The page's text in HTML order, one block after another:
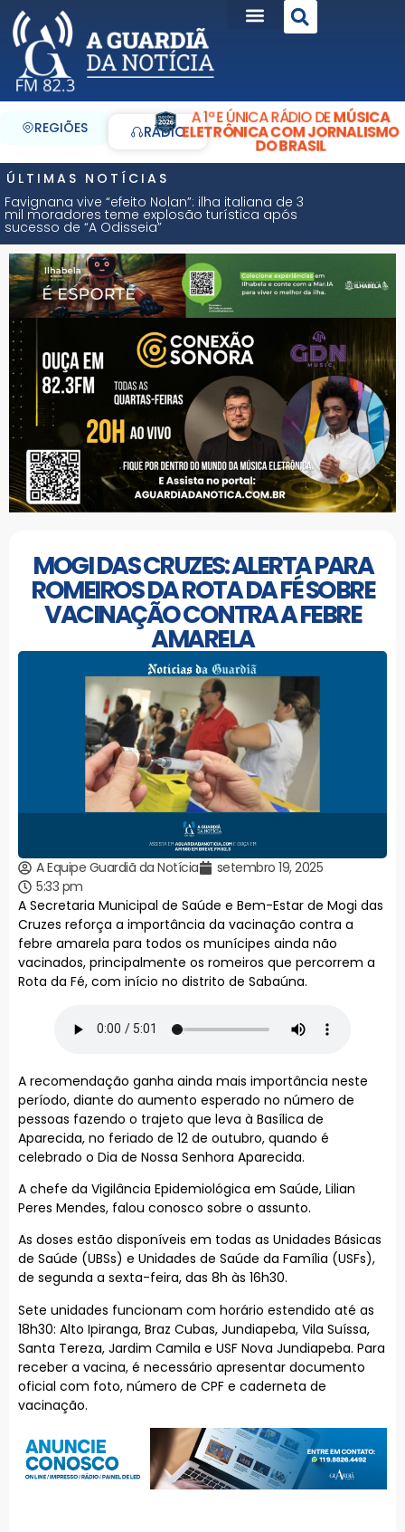
REGIÕES RÁDIO
A 1ª E ÚNICA RÁDIO DEMÚSICA
ELETRÔNICA COM JORNALISMO
DO BRASIL
ÚLTIMAS NOTÍCIAS
Favignana vive “efeito Nolan”: ilha italiana de 3
mil moradores teme explosão turística após
sucesso de “A Odisseia”
MOGI DAS CRUZES: ALERTA PARA
ROMEIROS DA ROTA DA FÉ SOBRE
VACINAÇÃO CONTRA A FEBRE
AMARELA
A Equipe Guardiã da Notícia
setembro 19, 2025
5:33 pm
A Secretaria Municipal de Saúde e Bem-Estar de Mogi das
Cruzes reforça a importância da vacinação contra a
febre amarela para todos os munícipes ainda não
vacinados, principalmente os romeiros que percorrem a
Rota da Fé, com início no distrito de Sabaúna.
A recomendação ganha ainda mais importância neste
período, diante do aumento esperado no número de
pessoas fazendo o trajeto que leva à Basílica de
Aparecida, no feriado de 12 de outubro, quando é
celebrado o Dia de Nossa Senhora Aparecida.
A chefe da Vigilância Epidemiológica em Saúde, Lilian
Peres Mendes, falou conosco sobre o assunto.
As doses estão disponíveis em todas as Unidades Básicas
de Saúde (UBSs) e Unidades de Saúde da Família (USFs),
de segunda a sexta-feira, das 8h às 16h30.
Sete unidades funcionam com horário estendido até as
18h30: Alto Ipiranga, Braz Cubas, Jundiapeba, Vila Suíssa,
Santa Tereza, Jardim Camila e USF Nova Jundiapeba. Para
receber a vacina, é necessário apresentar documento
oficial com foto, número de CPF e caderneta de
vacinação.